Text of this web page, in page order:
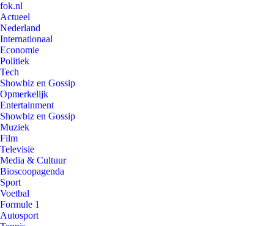
fok.nl
Actueel
Nederland
Internationaal
Economie
Politiek
Tech
Showbiz en Gossip
Opmerkelijk
Entertainment
Showbiz en Gossip
Muziek
Film
Televisie
Media & Cultuur
Bioscoopagenda
Sport
Voetbal
Formule 1
Autosport